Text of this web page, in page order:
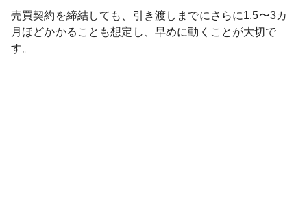
売買契約を締結しても、引き渡しまでにさらに1.5〜3カ
月ほどかかることも想定し、早めに動くことが大切で
す。